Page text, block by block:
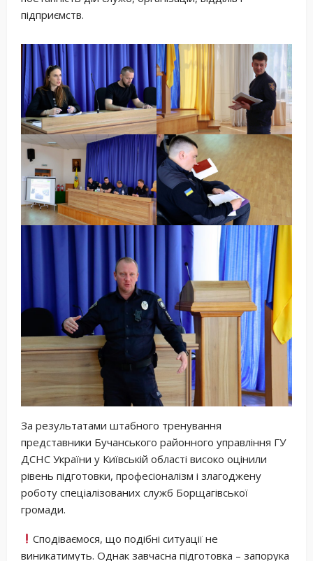
підприємств.
За результатами штабного тренування
представники Бучанського районного управління ГУ
ДСНС України у Київській області високо оцінили
рівень підготовки, професіоналізм і злагоджену
роботу спеціалізованих служб Борщагівської
громади.
Сподіваємося, що подібні ситуації не
виникатимуть. Однак завчасна підготовка – запорука